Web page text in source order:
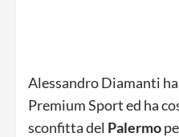
Alessandro Diamanti
Premium Sport ed ha
sconfitta del Palermo